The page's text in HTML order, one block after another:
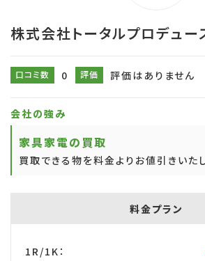
株式会社トータルプロデュー
口コミ数 0 評価 評価はありません
会社の強み
家具家電の買取
買取できる物を料金よりお値引きいたし
料金プラン
1R/1K：